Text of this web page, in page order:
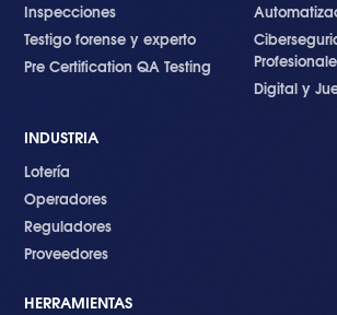
Inspecciones
Testigo forense y experto
Pre Certification QA Testing
Digital y
INDUSTRIA
Lotería
Operadores
Reguladores
Proveedores
HERRAMIENTAS